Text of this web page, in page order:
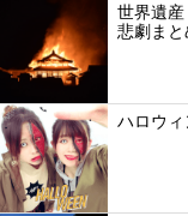
世界遺
悲劇まと
ハロウ